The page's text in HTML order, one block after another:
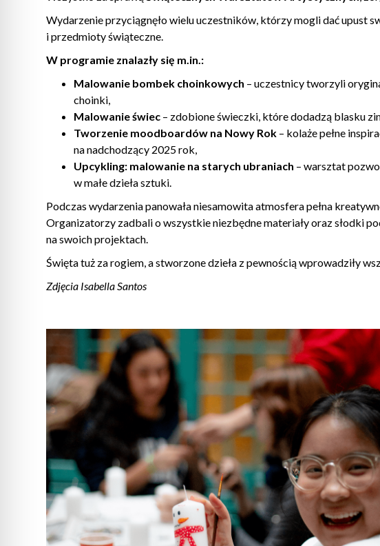
Wydarzenie przyciągnęło wielu uczestników, którzy mogli dać upust
i przedmioty świąteczne.
W programie znalazły się m.in.:
Malowanie bombek choinkowych – uczestnicy tworzyli
choinki,
Malowanie świec – zdobione świeczki, które dodadzą blasku
Tworzenie moodboardów na Nowy Rok – kolaże pełne
na nadchodzący 2025 rok,
Upcykling: malowanie na starych ubraniach – warsztat
w małe dzieła sztuki.
Podczas wydarzenia panowała niesamowita atmosfera pełna
Organizatorzy zadbali o wszystkie niezbędne materiały oraz słodki
na swoich projektach.
Święta tuż za rogiem, a stworzone dzieła z pewnością wprowadziły
Zdjęcia Isabella Santos